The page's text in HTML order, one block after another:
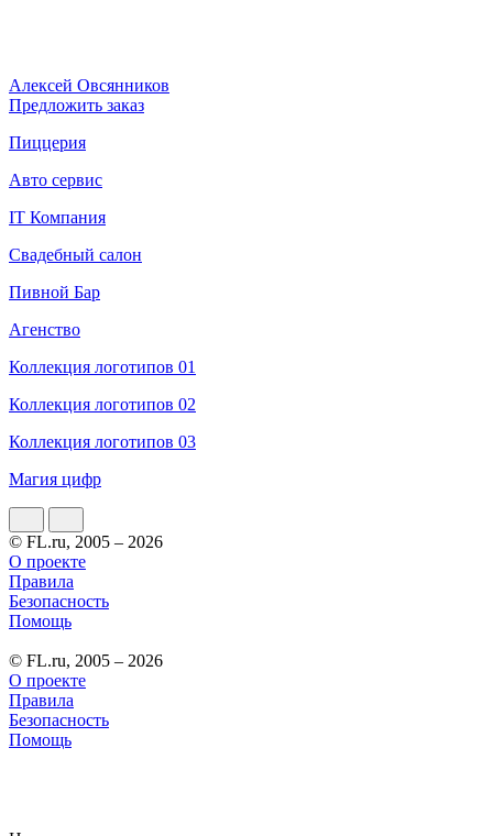
Алексей Овсянников
Предложить заказ
Пиццерия
Авто сервис
IT Компания
Свадебный салон
Пивной Бар
Агенство
Коллекция логотипов 01
Коллекция логотипов 02
Коллекция логотипов 03
Магия цифр
© FL.ru, 2005 – 2026
О проекте
Правила
Безопасность
Помощь
© FL.ru, 2005 – 2026
О проекте
Правила
Безопасность
Помощь